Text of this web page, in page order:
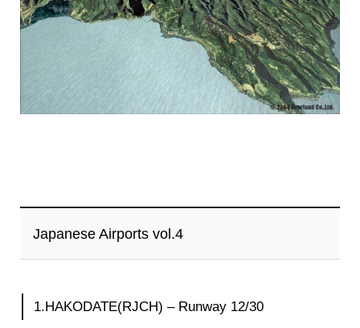
Japanese Airports vol.4
1.HAKODATE(RJCH) – Runway 12/30